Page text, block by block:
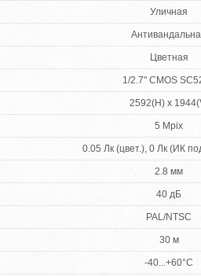
Уличная
Цветная
1/2.7" CMOS
2592(H) x
5 Mpix
0.05 Лк (цвет.), 0 Лк (ИК
2.8 мм
40 дБ
PAL/NTSC
30 м
-40...+60°C